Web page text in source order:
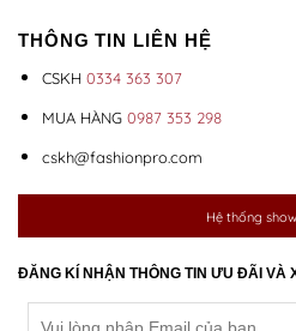
THÔNG TIN LIÊN HỆ
CSKH 0334 363 307
MUA HÀNG 0987 353 298
cskh@fashionpro.com
Hệ thống
ĐĂNG KÍ NHẬN THÔNG TIN ƯU ĐÃI VÀ